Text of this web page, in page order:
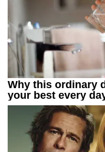
Украина.
Украина.
Лига
Англия.
Испания.
Все
Рейтинги
Рейтинг
Рейтинг
Рейтинг
ТВ программа